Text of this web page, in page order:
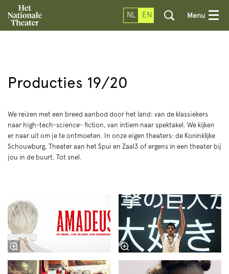
NL EN Menu
Producties 19/20
We reizen met een breed aanbod door het land: van de klassiekers
naar high-tech-science- fiction, van intiem naar spektakel. We kijken
er naar uit om je te ontmoeten. In onze eigen theaters: de Koninklijke
Schouwburg, Theater aan het Spui en Zaal3 of ergens in een theater bij
jou in de buurt. Tot snel.